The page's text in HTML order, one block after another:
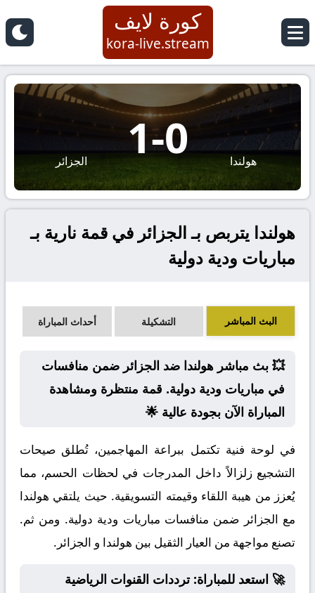
كورة لايف
kora-live.stream
هولندا 0
-
1 الجزائر
هولندا يتربص بـ الجزائر في قمة نارية بـ
مباريات ودية دولية
البث المباشر التشكيلة أحداث المباراة
💥 بث مباشر هولندا ضد الجزائر ضمن منافسات
في مباريات ودية دولية. قمة منتظرة ومشاهدة
المباراة الآن بجودة عالية 🌟
في لوحة فنية تكتمل ببراعة المهاجمين، تُطلق صيحات
التشجيع زلزالاً داخل المدرجات في لحظات الحسم، مما
يُعزز من هيبة اللقاء وقيمته التسويقية. حيث يلتقي هولندا
مع الجزائر ضمن منافسات مباريات ودية دولية. ومن ثم.
تصنع مواجهة من العيار الثقيل بين هولندا و الجزائر.
🚀 استعد للمباراة: ترددات القنوات الرياضية